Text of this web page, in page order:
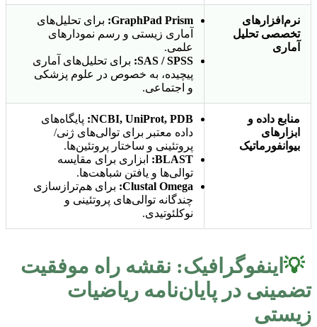
نرم‌افزارهای
تخصصی تحلیل
آماری
GraphPad Prism: برای تحلیل‌های
آماری زیستی و رسم نمودارهای
علمی.
SAS / SPSS: برای تحلیل‌های آماری
پیچیده، به خصوص در علوم پزشکی
و اجتماعی.
منابع داده و
ابزارهای
بیوانفورماتیک
NCBI, UniProt, PDB: پایگاه‌های
داده معتبر برای توالی‌های ژنی/
پروتئینی و ساختار پروتئین‌ها.
BLAST:
ابزاری برای مقایسه
توالی‌ها و یافتن شباهت‌ها.
Clustal Omega: برای هم‌ترازسازی
چندگانه توالی‌های پروتئینی و
نوکلئوتیدی.
💡 اینفوگرافیک: نقشه راه موفقیت
تضمینی در پایان‌نامه ریاضیات
زیستی